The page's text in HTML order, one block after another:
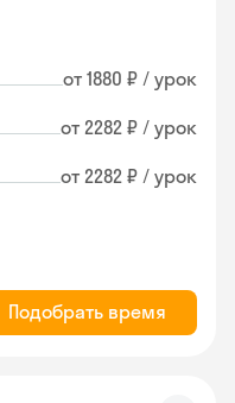
от 1880 ₽ / урок
от 2282 ₽ / урок
от 2282 ₽ / урок
Подобрать время